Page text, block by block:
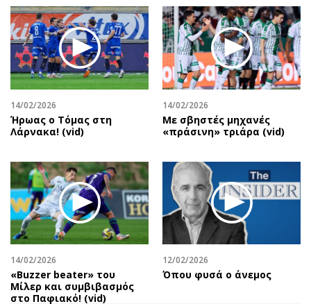
14/02/2026
Ήρωας ο Τόμας στη
Λάρνακα! (vid)
14/02/2026
Με σβηστές μηχανές
«πράσινη» τριάρα (vid)
14/02/2026
«Βuzzer beater» του
Μίλερ και συμβιβασμός
στο Παφιακό! (vid)
12/02/2026
Όπου φυσά ο άνεμος